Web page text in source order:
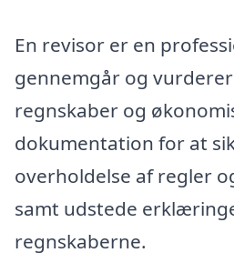
En revisor er en
gennemgår og
regnskaber og
dokumentation for at
overholdelse af regler
samt udstede
regnskaberne.